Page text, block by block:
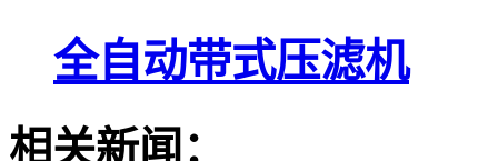
全自动带式压滤机
相关新闻：